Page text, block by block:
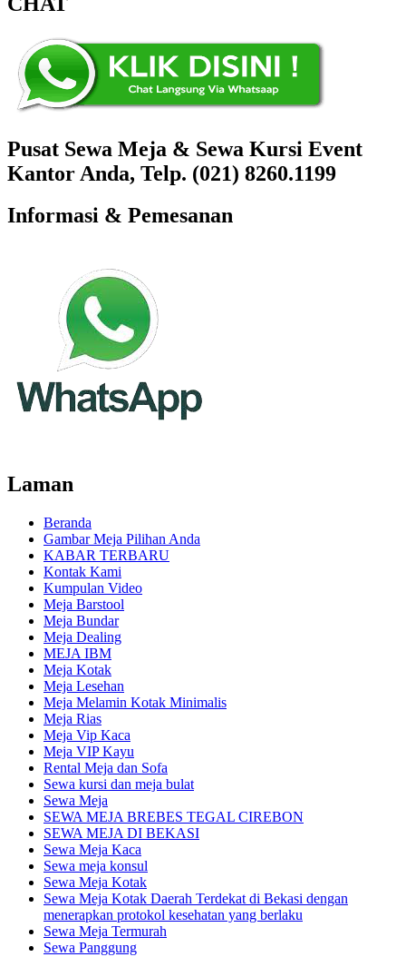
Pusat Sewa Meja & Sewa Kursi Event
Kantor Anda, Telp. (021) 8260.1199
Informasi & Pemesanan
Laman
Beranda
Gambar Meja Pilihan Anda
KABAR TERBARU
Kontak Kami
Kumpulan Video
Meja Barstool
Meja Bundar
Meja Dealing
MEJA IBM
Meja Kotak
Meja Lesehan
Meja Melamin Kotak Minimalis
Meja Rias
Meja Vip Kaca
Meja VIP Kayu
Rental Meja dan Sofa
Sewa kursi dan meja bulat
Sewa Meja
SEWA MEJA BREBES TEGAL CIREBON
SEWA MEJA DI BEKASI
Sewa Meja Kaca
Sewa meja konsul
Sewa Meja Kotak
Sewa Meja Kotak Daerah Terdekat di Bekasi dengan
menerapkan protokol kesehatan yang berlaku
Sewa Meja Termurah
Sewa Panggung